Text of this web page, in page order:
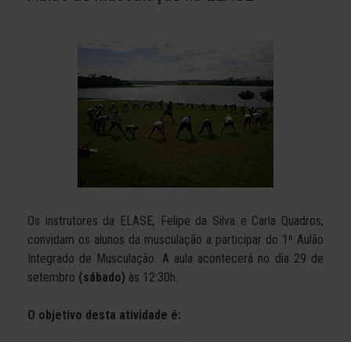
Os instrutores da ELASE, Felipe da Silva e Carla Quadros,
convidam os alunos da musculação a participar do 1º Aulão
Integrado de Musculação. A aula acontecerá no dia 29 de
setembro (sábado) às 12:30h.
O objetivo desta atividade é: